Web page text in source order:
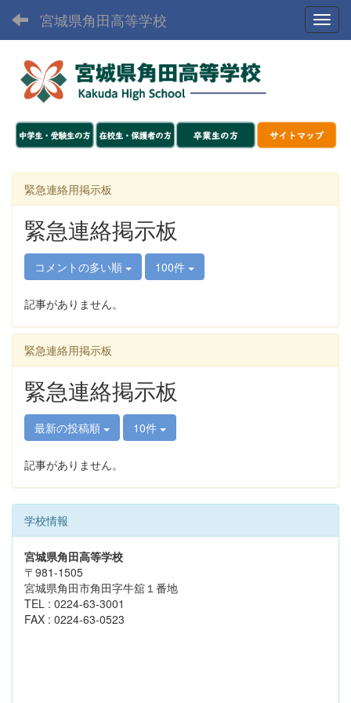
宮城県角田高等学校
緊急連絡用掲示板
緊急連絡掲示板
コメントの多い順 100件
記事がありません。
緊急連絡用掲示板
緊急連絡掲示板
最新の投稿順 10件
記事がありません。
学校情報
宮城県角田高等学校
〒981-1505
宮城県角田市角田字牛舘１番地
TEL : 0224-63-3001
FAX : 0224-63-0523